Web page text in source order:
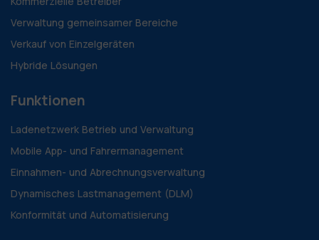
Verwaltung gemeinsamer Bereiche
Verkauf von Einzelgeräten
Hybride Lösungen
Funktionen
Ladenetzwerk Betrieb und Verwaltung
Mobile App- und Fahrermanagement
Einnahmen- und Abrechnungsverwaltung
Dynamisches Lastmanagement (DLM)
Konformität und Automatisierung